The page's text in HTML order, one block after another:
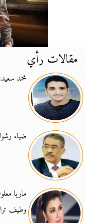
مقالات رأي
محمد
ضياء
ماريا
وطيف